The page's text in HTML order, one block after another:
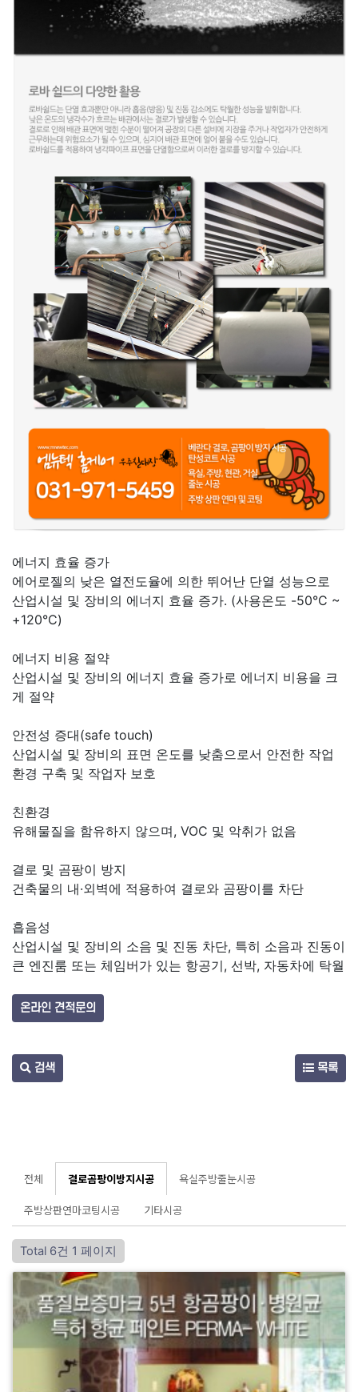
에너지 효율 증가
에어로젤의 낮은 열전도율에 의한 뛰어난 단열 성능으로
산업시설 및 장비의 에너지 효율 증가. (사용온도 -50°C ~
+120°C)
에너지 비용 절약
산업시설 및 장비의 에너지 효율 증가로 에너지 비용을 크
게 절약
안전성 증대(safe touch)
산업시설 및 장비의 표면 온도를 낮춤으로서 안전한 작업
환경 구축 및 작업자 보호
친환경
유해물질을 함유하지 않으며, VOC 및 악취가 없음
결로 및 곰팡이 방지
건축물의 내·외벽에 적용하여 결로와 곰팡이를 차단
흡음성
산업시설 및 장비의 소음 및 진동 차단, 특히 소음과 진동이
큰 엔진룸 또는 체임버가 있는 항공기, 선박, 자동차에 탁월
온라인 견적문의
검색 목록
전체 결로곰팡이방지시공 욕실주방줄눈시공
주방상판연마코팅시공 기타시공
Total 6건 1 페이지